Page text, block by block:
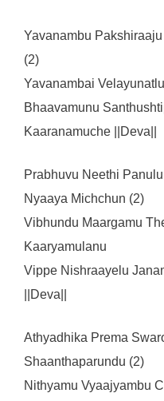
Yavanambu
(2)
Yavanambai
Bhaavamunu
Kaaranamuche ||Deva||
Prabhuvu Neethi
Nyaaya Michchun (2)
Vibhundu Maargamu
Kaaryamulanu
Vippe Nishraayelu
||Deva||
Athyadhika Prema
Shaanthaparundu (2)
Nithyamu Vyaajyambu